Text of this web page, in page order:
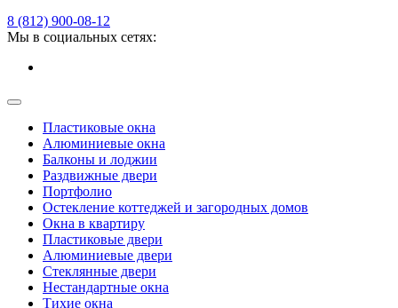
8 (812) 900-08-12
Мы в социальных сетях:
Пластиковые окна
Алюминиевые окна
Балконы и лоджии
Раздвижные двери
Портфолио
Остекление коттеджей и загородных домов
Окна в квартиру
Пластиковые двери
Алюминиевые двери
Стеклянные двери
Нестандартные окна
Тихие окна